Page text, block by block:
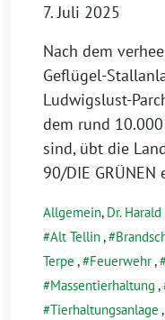
7. Juli 2025
Nach dem
Geflügel-
Ludwigslust-
dem rund
sind, übt die
90/DIE
Allgemein, Dr. Harald
Alt Tellin,
Terpe , Feuerwehr,
Massentierhaltung ,
Tierhaltungsanlage ,